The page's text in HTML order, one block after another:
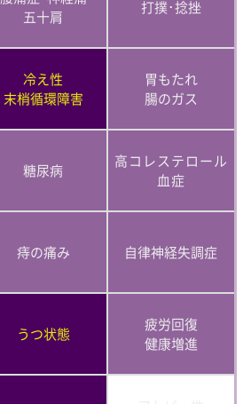
五十肩
打撲･捻挫
冷え性
末梢循環障害
胃もたれ
腸のガス
糖尿病
高コレステロール
血症
痔の痛み 自律神経失調症
うつ状態
疲労回復
健康増進